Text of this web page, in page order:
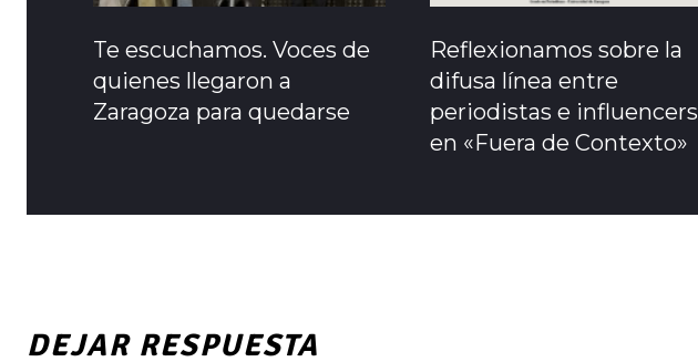
Te escuchamos. Voces de
quienes llegaron a
Zaragoza para quedarse
Reflexionamos sobre la
difusa línea entre
periodistas e influencers
en «Fuera de Contexto»
DEJAR RESPUESTA